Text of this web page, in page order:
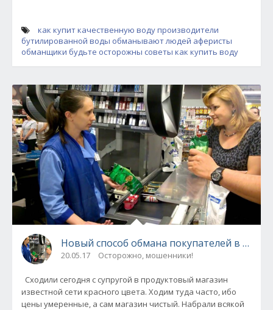
как купит качественную водупроизводители
бутилированной воды обманывают людей аферисты
обманщики будьте осторожны советы как купить воду
Новый способ обмана покупателей в
20.05.17 Осторожно, мошенники!
Сходили сегодня с супругой в продуктовый магазин
известной сети красного цвета. Ходим туда часто, ибо
цены умеренные, а сам магазин чистый. Набрали всякой